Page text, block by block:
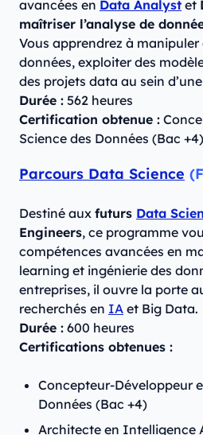
avancées en Data Analyst et
maîtriser l’analyse de
Vous apprendrez à manipuler
données, exploiter des
des projets data au sein
Durée : 562 heures
Certification obtenue :
Science des Données (Bac +4)
Parcours Data Science
Destiné aux futurs Data
Engineers, ce programme
compétences avancées en
learning et ingénierie des
entreprises, il ouvre la porte
recherchés en IA et Big Data.
Durée : 600 heures
Certifications obtenues :
Concepteur-Développeur
Données (Bac +4)
Architecte en Intelligence